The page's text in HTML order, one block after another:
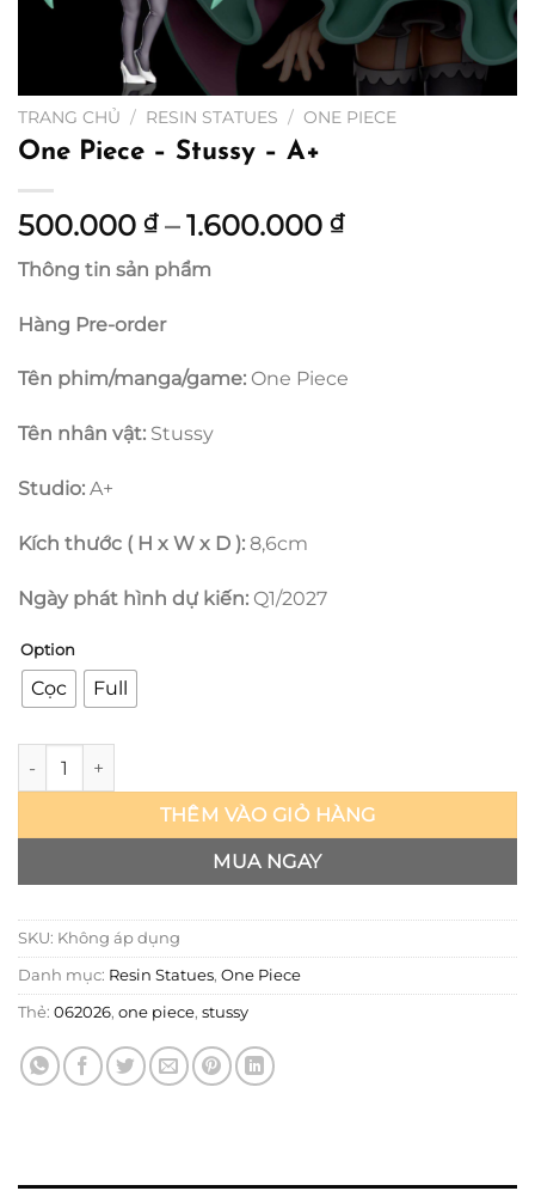
TRANG CHỦ / RESIN STATUES / ONE PIECE
One Piece – Stussy – A+
500.000 ₫ – 1.600.000 ₫Khoảng
1.600.000 ₫
Thông tin sản phẩm
Hàng Pre-order
Tên phim/manga/game: One Piece
Tên nhân vật: Stussy
Studio: A+
Kích thước ( H x W x D ): 8,6cm
Ngày phát hình dự kiến: Q1/2027
Option
Cọc Full
One Piece - Stussy - A+ số lượng
THÊM VÀO GIỎ HÀNG
MUA NGAY
SKU: Không áp dụng
Danh mục: Resin Statues, One Piece
Thẻ: 062026, one piece, stussy